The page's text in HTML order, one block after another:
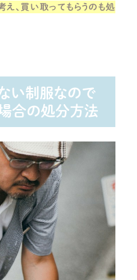
、買い取ってもらうのも処
い制服なので
合の処分方法